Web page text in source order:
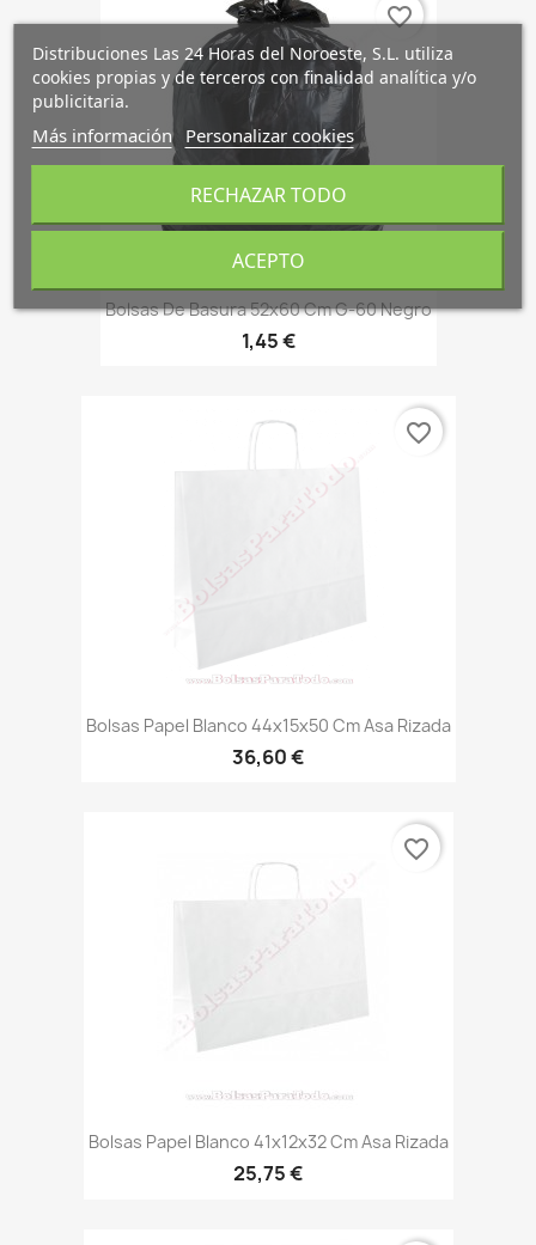
Bolsas De Basura 52x60 Cm G-60 Negro
1,45 €
favorite_border
Bolsas Papel Blanco 44x15x50 Cm Asa Rizada
36,60 €
favorite_border
Bolsas Papel Blanco 41x12x32 Cm Asa Rizada
25,75 €
favorite_border
Distribuciones Las 24 Horas del Noroeste, S.L. utiliza
cookies propias y de terceros con finalidad analítica y/o
publicitaria.
Más información Personalizar cookies
RECHAZAR TODO
ACEPTO